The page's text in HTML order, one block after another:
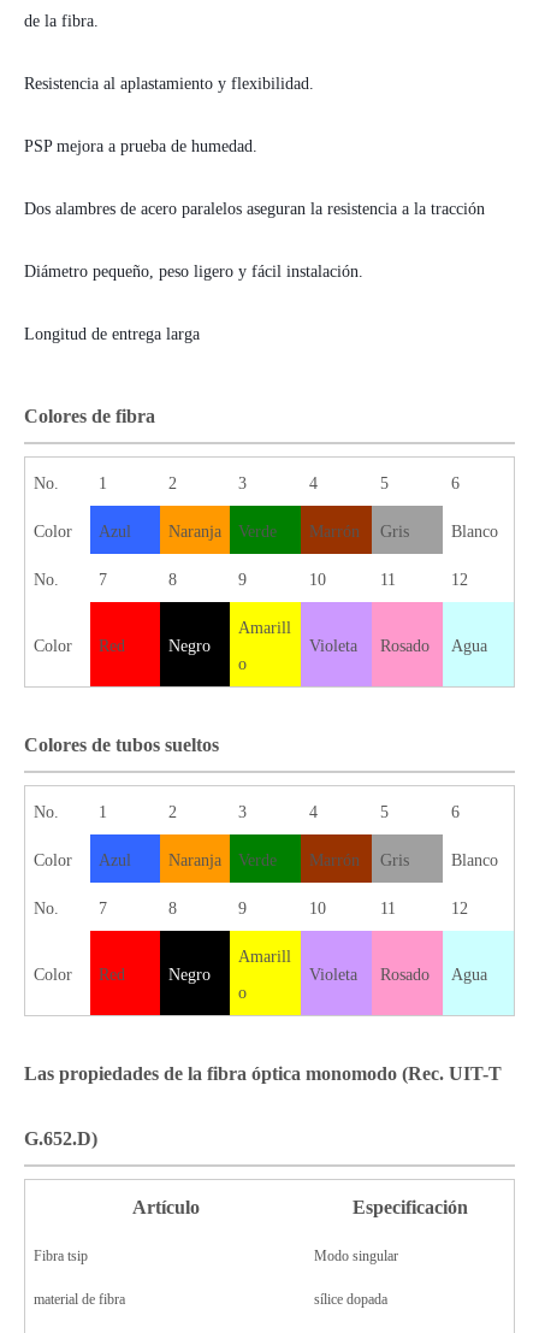
de la fibra.
Resistencia al aplastamiento y flexibilidad.
PSP mejora a prueba de humedad.
Dos alambres de acero paralelos aseguran la resistencia a la tracción
Diámetro pequeño, peso ligero y fácil instalación.
Longitud de entrega larga
Colores de fibra
No. 1 2 3 4 5 6
Color Azul Naranja Verde Marrón Gris Blanco
No. 7 8 9 10 11 12
Color Red Negro
Amarill
o
Violeta Rosado Agua
Colores de tubos sueltos
No. 1 2 3 4 5 6
Color Azul Naranja Verde Marrón Gris Blanco
No. 7 8 9 10 11 12
Color Red Negro
Amarill
o
Violeta Rosado Agua
Las propiedades de la fibra óptica monomodo (Rec. UIT-T
G.652.D)
Artículo Especificación
Fibra tsip Modo singular
material de fibra sílice dopada